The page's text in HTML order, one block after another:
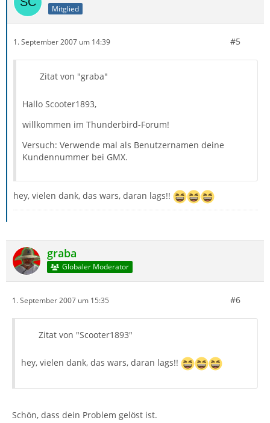
Mitglied
1. September 2007 um 14:39 #5
Zitat von "graba"
Hallo Scooter1893,
willkommen im Thunderbird-Forum!
Versuch: Verwende mal als Benutzernamen deine
Kundennummer bei GMX.
hey, vielen dank, das wars, daran lags!!
graba
Globaler Moderator
1. September 2007 um 15:35 #6
Zitat von "Scooter1893"
hey, vielen dank, das wars, daran lags!!
Schön, dass dein Problem gelöst ist.